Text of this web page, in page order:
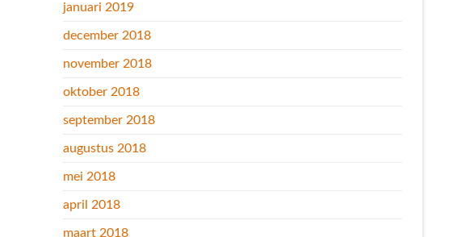
januari 2019
december 2018
november 2018
oktober 2018
september 2018
augustus 2018
mei 2018
april 2018
maart 2018